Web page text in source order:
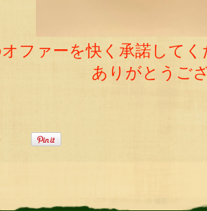
ファーを快く承諾して
ありがとうご